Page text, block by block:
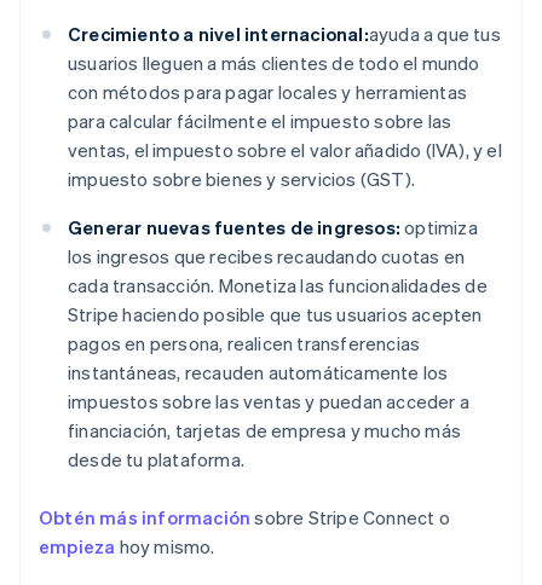
Crecimiento a nivel internacional:ayuda a que tus
usuarios lleguen a más clientes de todo el mundo
con métodos para pagar locales y herramientas
para calcular fácilmente el impuesto sobre las
ventas, el impuesto sobre el valor añadido (IVA), y el
impuesto sobre bienes y servicios (GST).
Generar nuevas fuentes de ingresos: optimiza
los ingresos que recibes recaudando cuotas en
cada transacción. Monetiza las funcionalidades de
Stripe haciendo posible que tus usuarios acepten
pagos en persona, realicen transferencias
instantáneas, recauden automáticamente los
impuestos sobre las ventas y puedan acceder a
financiación, tarjetas de empresa y mucho más
desde tu plataforma.
Obtén más información sobre Stripe Connect o
empieza hoy mismo.